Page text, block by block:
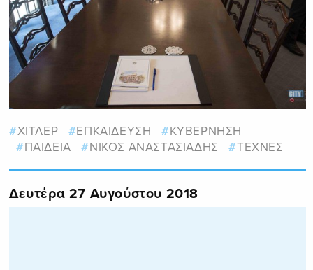
ΧΙΤΛΕΡ ΕΠΚΑΙΔΕΥΣΗ
ΚΥΒΕΡΝΗΣΗ
ΠΑΙΔΕΙΑ
ΝΙΚΟΣ ΑΝΑΣΤΑΣΙΑΔΗΣ ΤΕΧΝΕΣ
Δευτέρα 27 Αυγούστου 2018